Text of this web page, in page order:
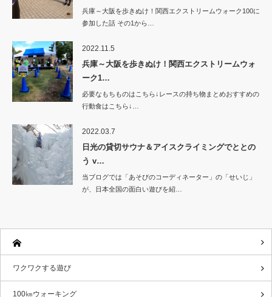
兵庫～大阪を歩きぬけ！関西エクストリームウォーク100に
参加した話 その1から…
2022.11.5
兵庫～大阪を歩きぬけ！関西エクストリームウォ
ーク1…
必要なもちものはこちら↓レースの持ち物まとめおすすめの
行動食はこちら↓…
2022.03.7
日光の貸切サウナ＆アイスクライミングでととの
う v…
当ブログでは「あそびのコーディネーター」の「せいじ」
が、日本全国の面白い遊びを紹…
ワクワクする遊び
100㎞ウォーキング